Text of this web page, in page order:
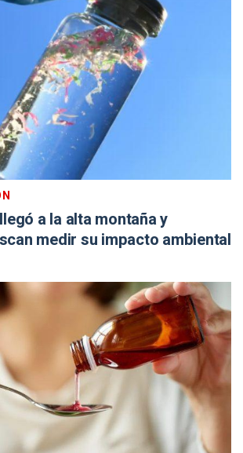
a la alta montaña y
medir su impacto ambiental